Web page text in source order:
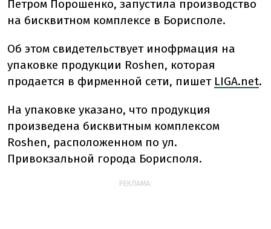
Петром Порошенко, запустила производство
на бисквитном комплексе в Борисполе.
Об этом свидетельствует инофрмация на
упаковке продукции Roshen, которая
продается в фирменной сети, пишет LIGA.net.
На упаковке указано, что продукция
произведена бисквитным комплексом
Roshen, расположенном по ул.
Привокзальной города Борисполя.
РЕКЛАМА: